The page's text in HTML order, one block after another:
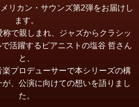
リカン・サウンズ第2弾をお届けし
ます。
称で親しまれ、ジャズからクラシッ
活躍するピアニストの塩谷 哲さん
と、
プロデューサーで本シリーズの構
、公演に向けての想いを語りまし
た。